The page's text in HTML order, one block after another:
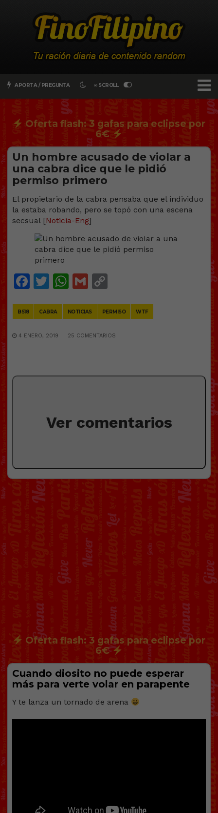
APORTA / PREGUNTA ∞ SCROLL
Oferta flash: 3 gafas para eclipse por
6€
Un hombre acusado de vioIar a
una cabra dice que le pidió
permiso primero
El propietario de la cabra pensaba que el individuo
la estaba robando, pero se topó con una escena
secsual [Noticia-Eng]
Facebook
Twitter
WhatsApp
Gmail
BS18 CABRA NOTICIAS PERMISO WTF
4 ENERO, 2019 25 COMENTARIOS
Ver comentarios
Oferta flash: 3 gafas para eclipse por
6€
Cuando diosito no puede esperar
más para verte volar en parapente
Y te lanza un tornado de arena